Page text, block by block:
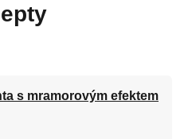
s mramorovým efektem